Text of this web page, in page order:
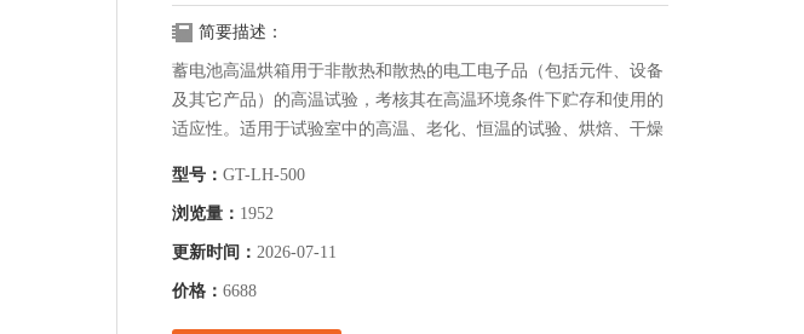
简要描述：
蓄电池高温烘箱用于非散热和散热的电工电子品（包括元件、设备
及其它产品）的高温试验，考核其在高温环境条件下贮存和使用的
适应性。适用于试验室中的高温、老化、恒温的试验、烘焙、干燥
型号： GT-LH-500
浏览量： 1952
更新时间： 2026-07-11
价格： 6688